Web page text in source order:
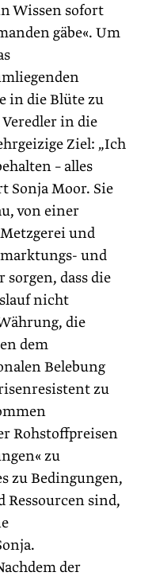
Wissen sofort
gäbe«. Um
in die Blüte zu
in die
Ziel: „Ich
– alles
Sonja Moor. Sie
von einer
und
und
dass die
nicht
die
dem
Belebung
zu
Rohstoffpreisen
zu
zu Bedingungen,
Ressourcen sind,
der